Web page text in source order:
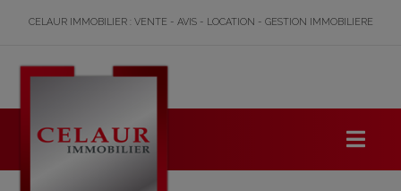
CELAUR IMMOBILIER : VENTE - AVIS - LOCATION - GESTION IMMOBILIERE